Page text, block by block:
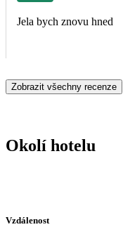
Jela bych znovu hned
Zobrazit všechny recenze
Okolí hotelu
Vzdálenost